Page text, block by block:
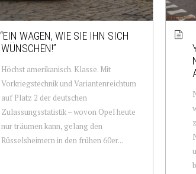
“EIN WAGEN, WIE SIE IHN SICH
WÜNSCHEN!”
Höchst amerikanisch. Klasse. Mit
Vorkriegstechnik und Variantenreichtum
auf Platz 2 der deutschen
Zulassungsstatistik – wovon Opel heute
nur träumen kann, gelang den
Rüsselsheimern in den frühen 60er...